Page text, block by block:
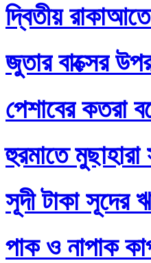
দ্বিতীয়
জুতার বাক্সের
পেশাবের কতরা
হুরমাতে
সূদী টাকা সূদের
পাক ও নাপাক